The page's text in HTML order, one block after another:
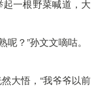
起一根野菜喊道，大
？”孙文文嘀咕。
大悟，“我爷爷以前